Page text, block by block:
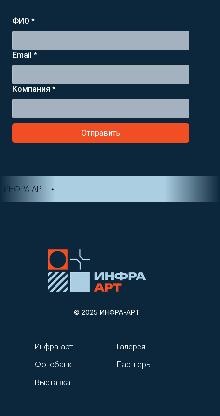
ИНФРА-АРТ
ФИО *
Email *
Компания *
Отправить
Галерея
Партнеры
Инфра-арт
Фотобанк
Выставка
© 2025 ИНФРА-АРТ